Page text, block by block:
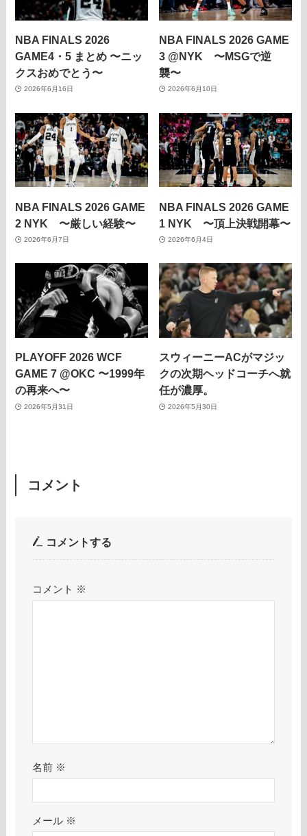
NBA FINALS 2026
GAME4・5 まとめ 〜ニッ
クスおめでとう〜
2026年6月16日
NBA FINALS 2026 GAME
3 @NYK 〜MSGで逆
襲〜
2026年6月10日
NBA FINALS 2026 GAME
2 NYK 〜厳しい経験〜
2026年6月7日
NBA FINALS 2026 GAME
1 NYK 〜頂上決戦開幕〜
2026年6月4日
PLAYOFF 2026 WCF
GAME 7 @OKC 〜1999年
の再来へ〜
2026年5月31日
スウィーニーACがマジッ
クの次期ヘッドコーチへ就
任が濃厚。
2026年5月30日
コメント
コメントする
コメント ※
名前 ※
メール ※